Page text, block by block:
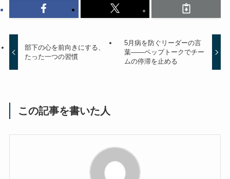
部下の心を前向きにする、
たった一つの習慣
5月病を防ぐリーダーの言
葉——ペップトークでチー
ムの停滞を止める
この記事を書いた人